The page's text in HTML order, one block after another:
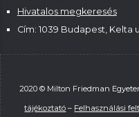
Hivatalos megkeresés
Cím: 1039 Budapest, Kelta
2020 © Milton Friedman
tájékoztató – Felhasználási